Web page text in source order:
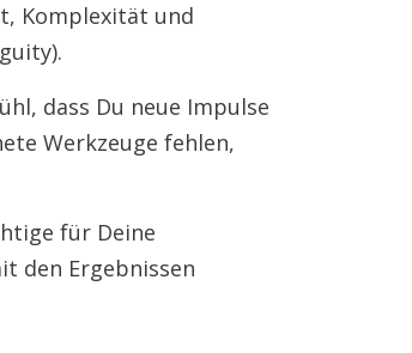
Komplexität und
dass Du neue Impulse
Werkzeuge fehlen,
für Deine
den Ergebnissen